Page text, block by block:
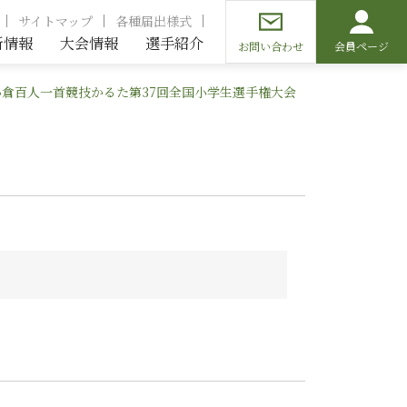
サイトマップ 各種届出様式
報 大会情報 選手紹介 お問い合わせ 会員ページ
百人一首競技かるた第37回全国小学生選手権大会